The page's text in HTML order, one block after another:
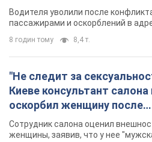
военным и поплатился за
Видео
Водителя уволили после
пассажирами и оскорблений в
8 годин тому 8,4 т.
"Не следит за
Киеве консультант
оскорбил женщину после
химиотерапии, разгорелся
Фото
Сотрудник салона оценил
женщины, заявив, что у нее